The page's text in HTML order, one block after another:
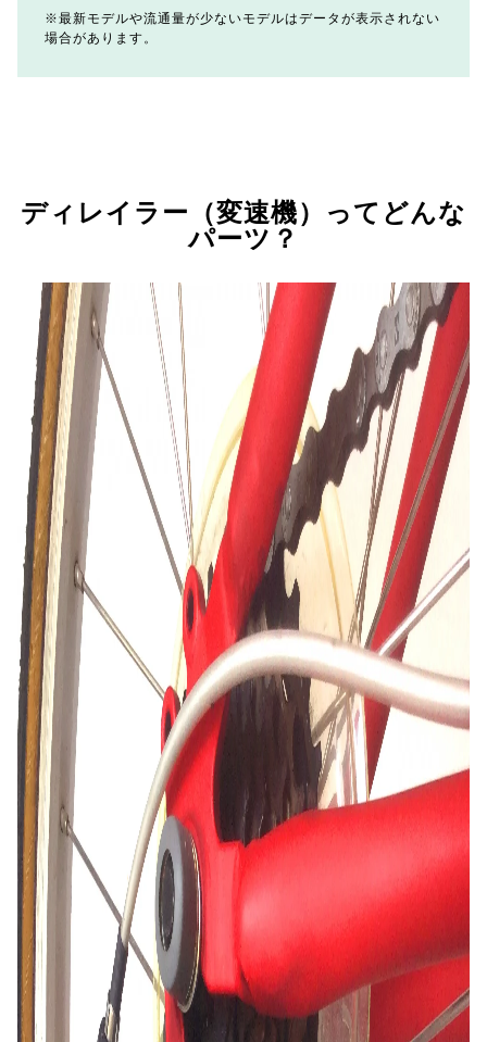
最新モデルや流通量が少ないモデルはデータが表示されない
場合があります。
ディレイラー（変速機）ってどんな
パーツ？